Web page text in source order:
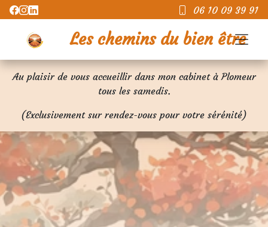
06 10 09 39 91
Les chemins du bien être
Au plaisir de vous accueillir dans mon cabinet à Plomeur
tous les samedis.
(Exclusivement sur rendez-vous pour votre sérénité)